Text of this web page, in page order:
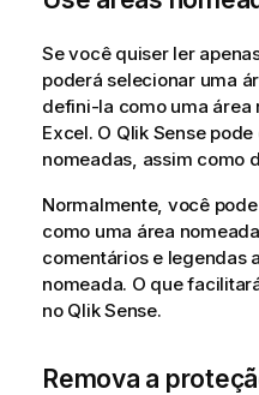
Se você quiser ler
poderá selecionar uma
defini-la como uma área
Excel. O Qlik Sensepode
nomeadas, assim como
Normalmente, você
como uma área
comentários e legendas
nomeada. O que
no Qlik Sense.
Remova a